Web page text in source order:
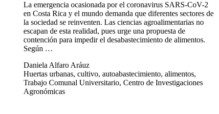
La emergencia ocasionada por el coronavirus SARS-CoV-2
en Costa Rica y el mundo demanda que diferentes sectores de
la sociedad se reinventen. Las ciencias agroalimentarias no
escapan de esta realidad, pues urge una propuesta de
contención para impedir el desabastecimiento de alimentos.
Según …
Daniela Alfaro Aráuz
Huertas urbanas, cultivo, autoabastecimiento, alimentos,
Trabajo Comunal Universitario, Centro de Investigaciones
Agronómicas